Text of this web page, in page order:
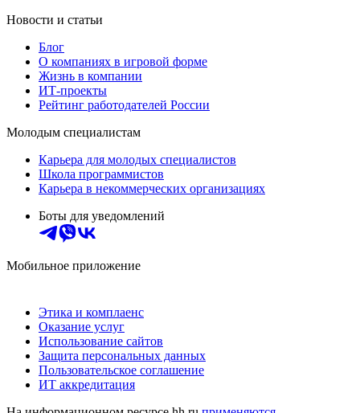
Новости и статьи
Блог
О компаниях в игровой форме
Жизнь в компании
ИТ-проекты
Рейтинг работодателей России
Молодым специалистам
Карьера для молодых специалистов
Школа программистов
Карьера в некоммерческих организациях
Боты для уведомлений
Мобильное приложение
Этика и комплаенс
Оказание услуг
Использование сайтов
Защита персональных данных
Пользовательское соглашение
ИТ аккредитация